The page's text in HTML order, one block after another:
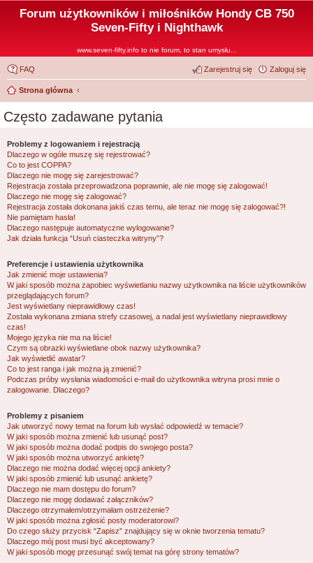
Forum użytkowników i miłośników Hondy CB 750
Seven-Fifty i Nighthawk
www.seven-fifty.info to nie forum, to stan umysłu...
FAQ Zaloguj się
Zarejestruj się
Strona główna
Często zadawane pytania
Problemy z logowaniem i rejestracją
Dlaczego w ogóle muszę się rejestrować?
Co to jest COPPA?
Dlaczego nie mogę się zarejestrować?
Rejestracja została przeprowadzona poprawnie, ale nie mogę się zalogować!
Dlaczego nie mogę się zalogować?
Rejestracja została dokonana jakiś czas temu, ale teraz nie mogę się zalogować?!
Nie pamiętam hasła!
Dlaczego następuje automatyczne wylogowanie?
Jak działa funkcja “Usuń ciasteczka witryny”?
Preferencje i ustawienia użytkownika
Jak zmienić moje ustawienia?
W jaki sposób można zapobiec wyświetlaniu nazwy użytkownika na liście użytkowników
przeglądających forum?
Jest wyświetlany nieprawidłowy czas!
Została wykonana zmiana strefy czasowej, a nadal jest wyświetlany nieprawidłowy
czas!
Mojego języka nie ma na liście!
Czym są obrazki wyświetlane obok nazwy użytkownika?
Jak wyświetlić awatar?
Co to jest ranga i jak można ją zmienić?
Podczas próby wysłania wiadomości e-mail do użytkownika witryna prosi mnie o
zalogowanie. Dlaczego?
Problemy z pisaniem
Jak utworzyć nowy temat na forum lub wysłać odpowiedź w temacie?
W jaki sposób można zmienić lub usunąć post?
W jaki sposób można dodać podpis do swojego posta?
W jaki sposób można utworzyć ankietę?
Dlaczego nie można dodać więcej opcji ankiety?
W jaki sposób zmienić lub usunąć ankietę?
Dlaczego nie mam dostępu do forum?
Dlaczego nie mogę dodawać załączników?
Dlaczego otrzymałem/otrzymałam ostrzeżenie?
W jaki sposób można zgłosić posty moderatorowi?
Do czego służy przycisk “Zapisz” znajdujący się w oknie tworzenia tematu?
Dlaczego mój post musi być akceptowany?
W jaki sposób mogę przesunąć swój temat na górę strony tematów?